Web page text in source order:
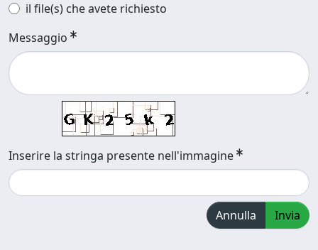
il file(s) che avete richiesto
Messaggio
Inserire la stringa presente nell'immagine
Annulla Invia